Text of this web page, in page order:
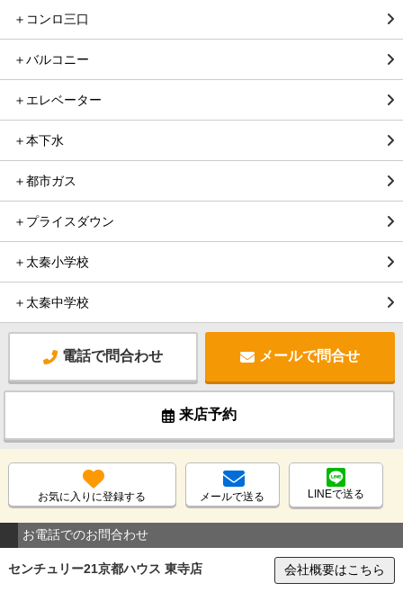
＋コンロ三口
＋バルコニー
＋エレベーター
＋本下水
＋都市ガス
＋プライスダウン
＋太秦小学校
＋太秦中学校
電話で問合わせ メールで問合せ
来店予約
お気に入りに登録する メールで送る LINEで送る
お電話でのお問合わせ
センチュリー21京都ハウス 東寺店 会社概要はこちら